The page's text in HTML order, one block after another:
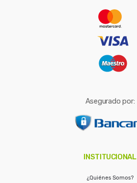
Asegurado por:
INSTITUCIONAL
¿Quiénes Somos?